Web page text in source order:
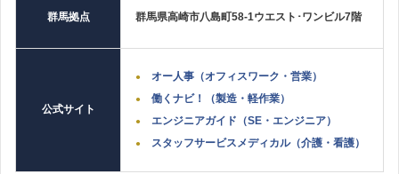
群馬拠点 群馬県高崎市八島町58‐1ウエスト･ワンビル7階
公式サイト
オー人事（オフィスワーク・営業）
働くナビ！（製造・軽作業）
エンジニアガイド（SE・エンジニア）
スタッフサービスメディカル（介護・看護）